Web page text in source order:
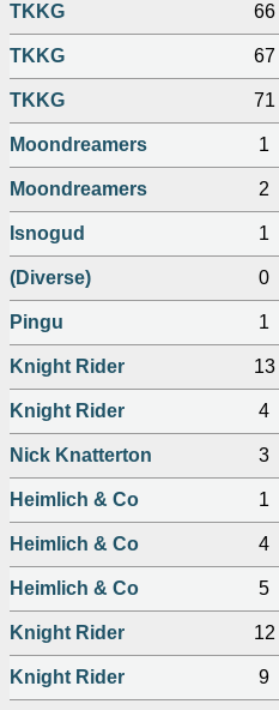
TKKG 66
TKKG 67
TKKG 71
Moondreamers 1
Moondreamers 2
Isnogud 1
(Diverse)
0
Pingu 1
Knight Rider 13
Knight Rider 4
Nick Knatterton 3
Heimlich & Co 1
Heimlich & Co 4
Heimlich & Co 5
Knight Rider 12
Knight Rider 9